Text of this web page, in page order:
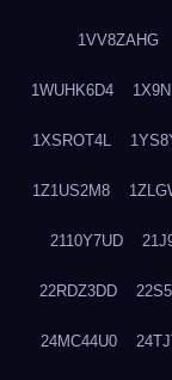
1VV8ZAHG
1WUHK6D4
1XSROT4L
1Z1US2M8
2110Y7UD
22RDZ3DD
24MC44U0